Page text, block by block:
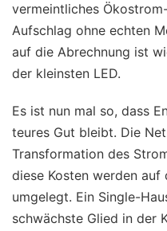
vermeintliches
Aufschlag ohne echten
auf die Abrechnung ist
der kleinsten LED.
Es ist nun mal so, dass
teures Gut bleibt. Die
Transformation des
diese Kosten werden auf
umgelegt. Ein Single-
schwächste Glied in der